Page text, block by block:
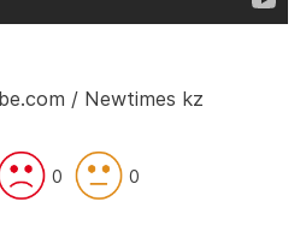
/ Newtimes kz
0 0